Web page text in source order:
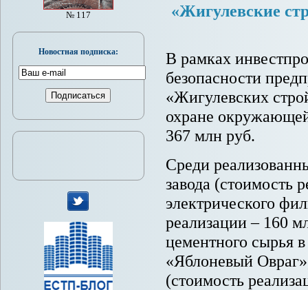
«Жигулевские
В рамках
безопасности
«Жигулевских
охране
367 млн руб.
Среди
завода (стоимость
электрического
реализации – 160
цементного сырья
«Яблоневый
(стоимость
№ 117
Новостная подписка:
мы
в
Twitter